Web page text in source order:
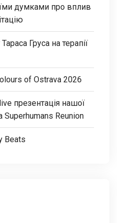
думками про вплив
Груса на терапії
of Ostrava 2026
презентація нашої
Superhumans Reunion
Beats